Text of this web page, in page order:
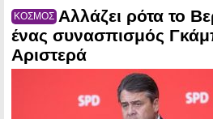
ΚΟΣΜΟΣ Αλλάζει ρότα το
ένας συνασπισμός
Αριστερά